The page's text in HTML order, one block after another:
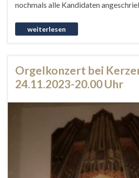
nochmals alle Kandidaten
Orgelkonzert bei
24.11.2023-20.00 Uhr